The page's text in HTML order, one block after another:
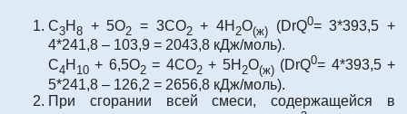
С3Н 8 + 5О2 = 3СО2+ 4Н 2О(ж) (DrQ0= 3*393,5 +
4*241,8 – 103,9 = 2043,8 кДж/моль).
С4Н 10 + 6,5О2= 4СО2+ 5Н 2О(ж)(DrQ0= 4*393,5 +
5*241,8 – 126,2 = 2656,8 кДж/моль).
При сгорании всей смеси, содержащейся в